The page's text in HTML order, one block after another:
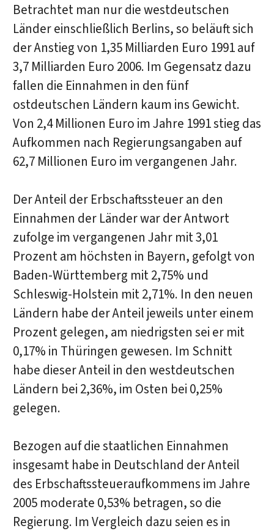
Betrachtet man nur die westdeutschen
Länder einschließlich Berlins, so beläuft sich
der Anstieg von 1,35 Milliarden Euro 1991 auf
3,7 Milliarden Euro 2006. Im Gegensatz dazu
fallen die Einnahmen in den fünf
ostdeutschen Ländern kaum ins Gewicht.
Von 2,4 Millionen Euro im Jahre 1991 stieg das
Aufkommen nach Regierungsangaben auf
62,7 Millionen Euro im vergangenen Jahr.
Der Anteil der Erbschaftssteuer an den
Einnahmen der Länder war der Antwort
zufolge im vergangenen Jahr mit 3,01
Prozent am höchsten in Bayern, gefolgt von
Baden-Württemberg mit 2,75% und
Schleswig-Holstein mit 2,71%. In den neuen
Ländern habe der Anteil jeweils unter einem
Prozent gelegen, am niedrigsten sei er mit
0,17% in Thüringen gewesen. Im Schnitt
habe dieser Anteil in den westdeutschen
Ländern bei 2,36%, im Osten bei 0,25%
gelegen.
Bezogen auf die staatlichen Einnahmen
insgesamt habe in Deutschland der Anteil
des Erbschaftssteueraufkommens im Jahre
2005 moderate 0,53% betragen, so die
Regierung. Im Vergleich dazu seien es in